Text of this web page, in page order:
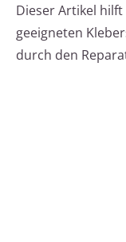
Dieser Artikel
geeigneten
durch den